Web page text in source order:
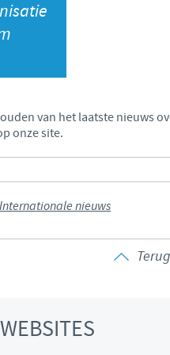
Ukraine
van het laatste nieuws
onze site.
Internationale nieuws